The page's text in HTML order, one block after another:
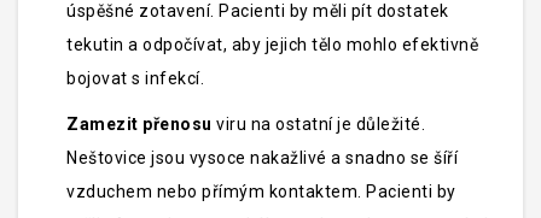
úspěšné zotavení. Pacienti by měli pít dostatek
tekutin a odpočívat, aby jejich tělo mohlo efektivně
bojovat s infekcí.
Zamezit přenosu viru na ostatní je důležité.
Neštovice jsou vysoce nakažlivé a snadno se šíří
vzduchem nebo přímým kontaktem. Pacienti by